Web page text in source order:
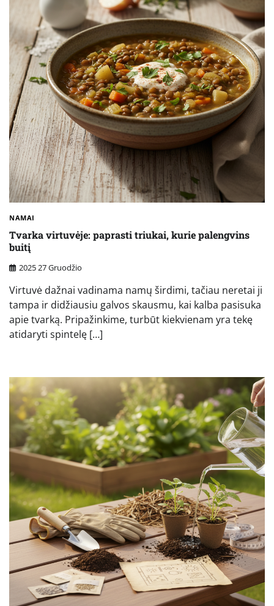
NAMAI
Tvarka virtuvėje: paprasti triukai, kurie palengvins
buitį
2025 27 Gruodžio
Virtuvė dažnai vadinama namų širdimi, tačiau neretai ji
tampa ir didžiausiu galvos skausmu, kai kalba pasisuka
apie tvarką. Pripažinkime, turbūt kiekvienam yra tekę
atidaryti spintelę […]